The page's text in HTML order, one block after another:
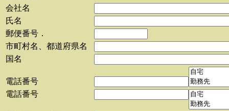
会社名
氏名
郵便番号．
市町村名、都道府県名
国名
電話番号
電話番号